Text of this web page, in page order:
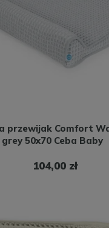
przewijak Comfort
grey 50x70 Ceba Baby
104,00 zł